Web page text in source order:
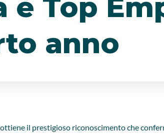
è Top
anno
il prestigioso riconoscimento che